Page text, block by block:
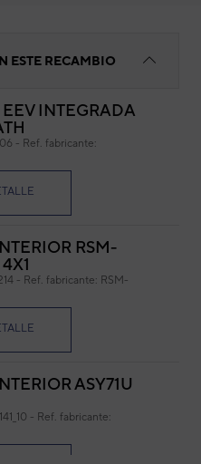
ESTE RECAMBIO
INTEGRADA
- Ref. fabricante:
RSM-
- Ref. fabricante: RSM-
ASY71U
- Ref. fabricante: